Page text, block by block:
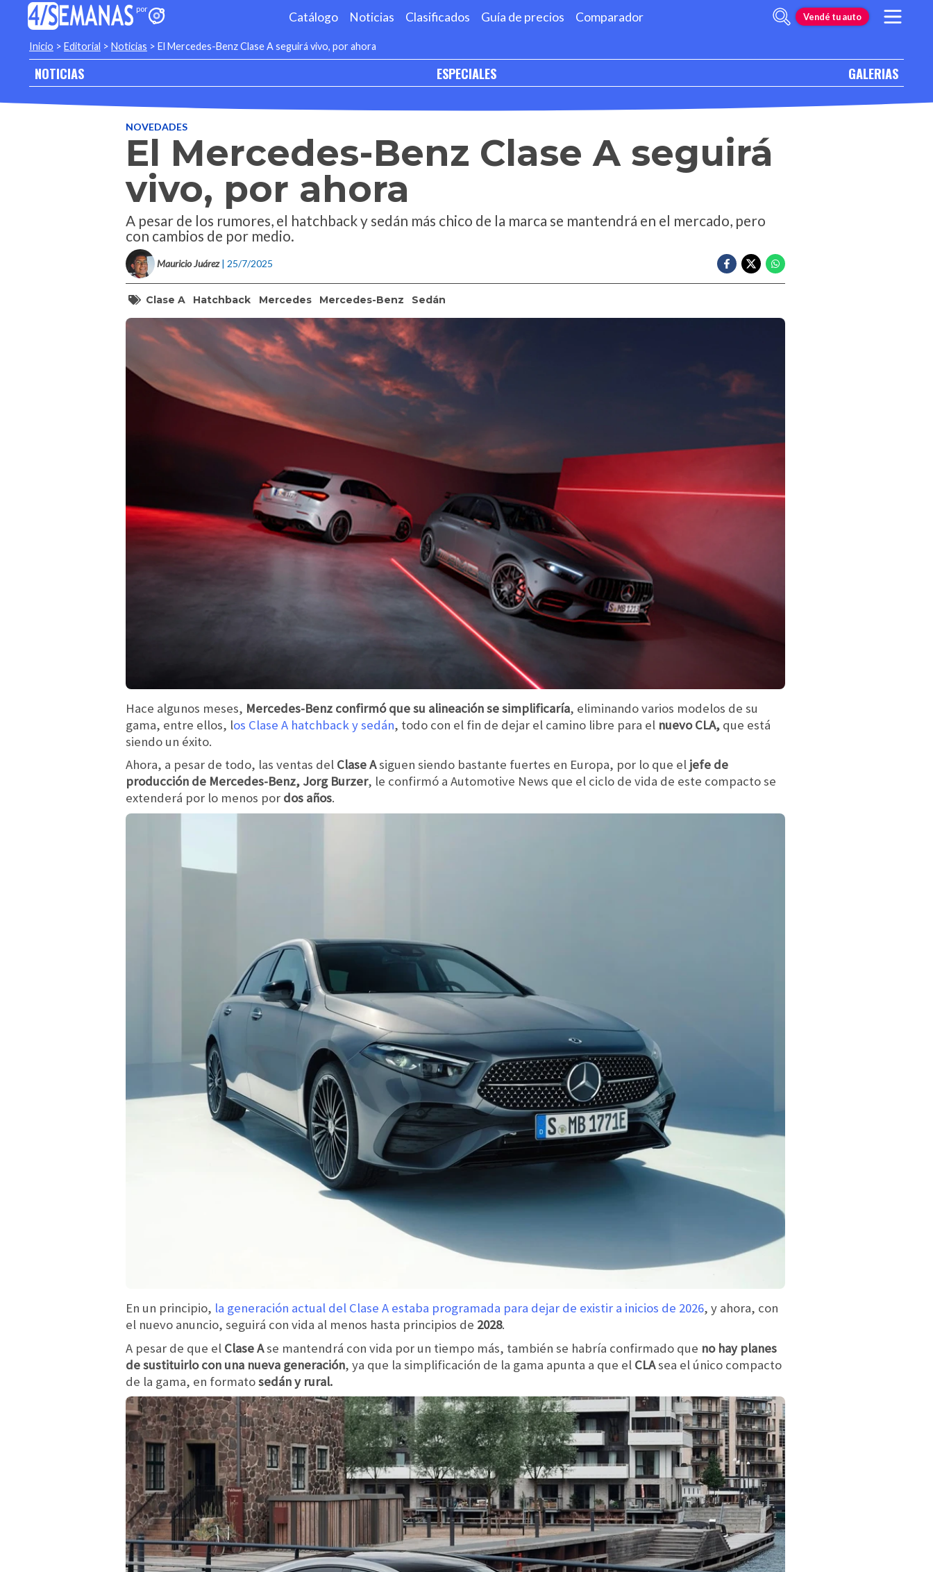
Catálogo Noticias Clasificados Guía de precios Comparador Vendé tu auto
Inicio > Editorial > Noticias > El Mercedes-Benz Clase A seguirá vivo, por ahora
NOTICIAS ESPECIALES GALERIAS
NOVEDADES
El Mercedes-Benz Clase A seguirá
vivo, por ahora
A pesar de los rumores, el hatchback y sedán más chico de la marca se mantendrá en el mercado, pero
con cambios de por medio.
Mauricio Juárez | 25/7/2025
Clase A Hatchback Mercedes Mercedes-Benz Sedán
Hace algunos meses, Mercedes-Benz confirmó que su alineación se simplificaría, eliminando varios modelos de su
gama, entre ellos, los Clase A hatchback y sedán, todo con el fin de dejar el camino libre para el nuevo CLA, que está
siendo un éxito.
Ahora, a pesar de todo, las ventas del Clase Asiguen siendo bastante fuertes en Europa, por lo que el jefe de
producción de Mercedes-Benz, Jorg Burzer, le confirmó a Automotive News que el ciclo de vida de este compacto se
extenderá por lo menos por dos años.
En un principio, la generación actual del Clase A estaba programada para dejar de existir a inicios de 2026, y ahora, con
el nuevo anuncio, seguirá con vida al menos hasta principios de 2028.
A pesar de que el Clase Ase mantendrá con vida por un tiempo más, también se habría confirmado que no hay planes
de sustituirlo con una nueva generación, ya que la simplificación de la gama apunta a que el CLAsea el único compacto
de la gama, en formatosedán y rural.